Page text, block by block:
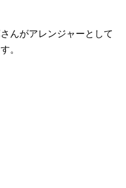
んがアレンジャーとして
。